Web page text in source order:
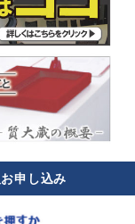
申し込み